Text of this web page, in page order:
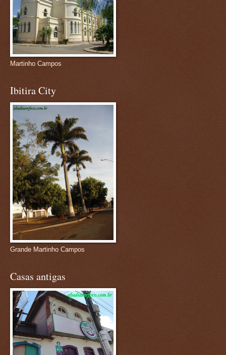
Martinho Campos
Ibitira City
Grande Martinho Campos
Casas antigas